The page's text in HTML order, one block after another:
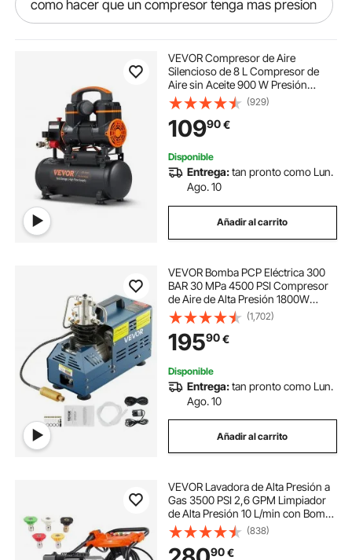
como hacer que un compresor tenga mas presion
pulverizadora de alta presion
hidrolimpiadora de alta presión
hidrolimpiadoras alta presion
lanza hidrolimpiadora de alta presion
lavadora de alta presion
hidrolimpiadora alta presion limpiadores de alta
presión
limpiadoras de alta presión
limpiadora de alta presion
hidrolimpiadoras limpiadores de alta presión
VEVOR Compresor de Aire
Silencioso de 8 L Compresor de
Aire sin Aceite 900 W Presión
Máxima de 3,5 Mpa Motor sin
Aceite 70 dB para Reparación de
Automóviles Inflado de Neumáticos
Pintura a Pistola
(929)
10990€
Disponible
Entrega:tan pronto como Lun.
Ago. 10
Añadir al carrito
VEVOR Bomba PCP Eléctrica 300
BAR 30 MPa 4500 PSI Compresor
de Aire de Alta Presión 1800W
Bomba de Aire de Alta Presión
37x18x40 cm Apagado
Manualmente, Separador de Agua y
Aceite para Tanque de Buceo
(1,702)
19590€
Disponible
Entrega:tan pronto como Lun.
Ago. 10
Añadir al carrito
VEVOR Lavadora de Alta Presión a
Gas 3500 PSI 2,6 GPM Limpiador
de Alta Presión 10 L/min con Bomba
de Aluminio, Pistola Rociadora,
Varilla de Extensión, 5 Boquillas
para Casas, Vehículos, Patios
(838)
90€